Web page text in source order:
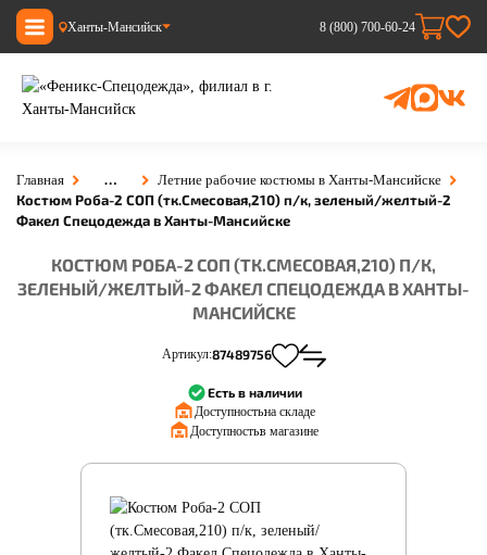
Ханты-Мансийск 8 (800) 700-60-24
Главная … Летние рабочие костюмы в Ханты-Мансийске
Костюм Роба-2 СОП (тк.Смесовая,210) п/к, зеленый/желтый-2
Факел Спецодежда в Ханты-Мансийске
КОСТЮМ РОБА-2 СОП (ТК.СМЕСОВАЯ,210) П/К,
ЗЕЛЕНЫЙ/ЖЕЛТЫЙ-2 ФАКЕЛ СПЕЦОДЕЖДА В ХАНТЫ-
МАНСИЙСКЕ
Артикул:87489756
Есть в наличии
Доступность:на складе
Доступность:в магазине